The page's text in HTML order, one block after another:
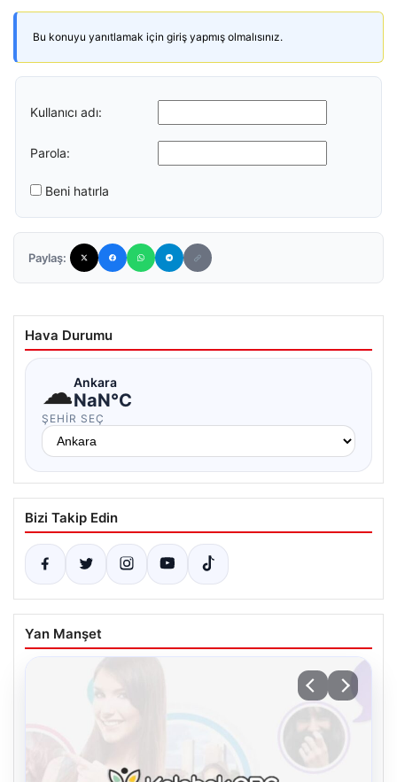
Bu konuyu yanıtlamak için giriş yapmış olmalısınız.
Kullanıcı adı:
Parola:
Beni hatırla
Paylaş:
Hava Durumu
☁Ankara
NaN°C
ŞEHIR SEÇ
Bizi Takip Edin
Yan Manşet